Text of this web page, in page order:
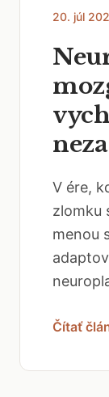
20. júl
V ére,
zlomku
menou
Čítať